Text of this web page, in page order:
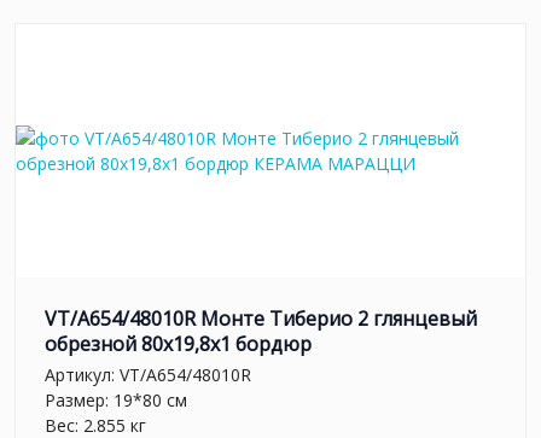
VT/A654/48010R Монте Тиберио 2 глянцевый
обрезной 80x19,8x1 бордюр
Артикул: VT/A654/48010R
Размер: 19*80 см
Вес: 2.855 кг